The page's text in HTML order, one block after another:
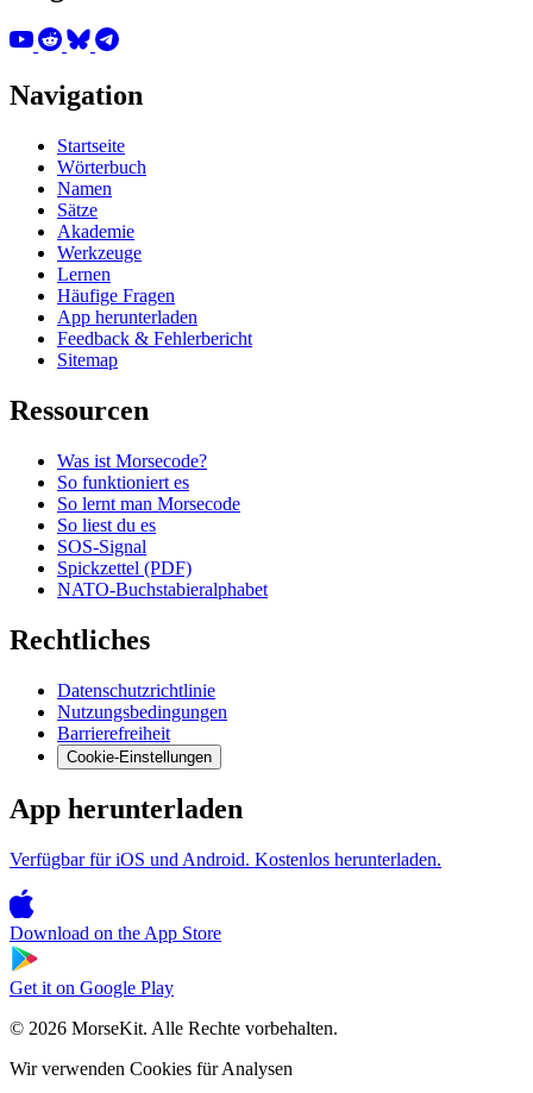
Navigation
Startseite
Wörterbuch
Namen
Sätze
Akademie
Werkzeuge
Lernen
Häufige Fragen
App herunterladen
Feedback & Fehlerbericht
Sitemap
Ressourcen
Was ist Morsecode?
So funktioniert es
So lernt man Morsecode
So liest du es
SOS-Signal
Spickzettel (PDF)
NATO-Buchstabieralphabet
Rechtliches
Datenschutzrichtlinie
Nutzungsbedingungen
Barrierefreiheit
Cookie-Einstellungen
App herunterladen
Verfügbar für iOS und Android. Kostenlos herunterladen.
Download on the App Store
Get it on Google Play
© 2026 MorseKit. Alle Rechte vorbehalten.
Wir verwenden Cookies für Analysen